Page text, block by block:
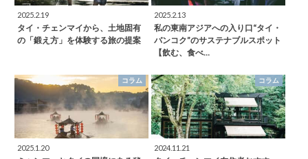
2025.2.19
タイ・チェンマイから、土地固有
の「鍛え方」を体験する旅の提案
2025.2.13
私の東南アジアへの入り口“タイ・
バンコク”のサステナブルスポット
【飲む、食べ…
コラム
2025.1.20
コラム
2024.11.21